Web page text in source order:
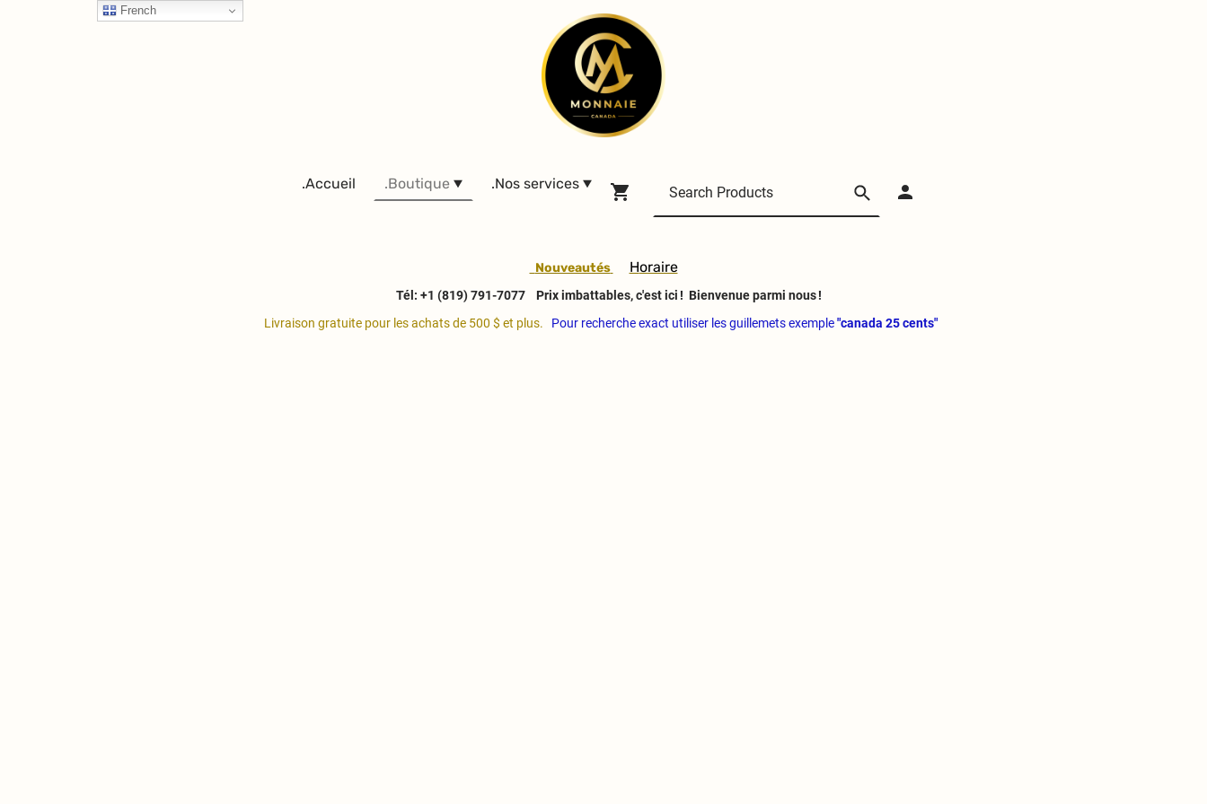
.Accueil .Boutique .Nos services
Nouveautés Horaire
Tél: +1 (819) 791-7077
Prix imbattables, c'est ici ! Bienvenue parmi nous !
Livraison gratuite pour les achats de 500 $ et plus.
Pour recherche exact utiliser les guillemets exemple"canada 25 cents"
French